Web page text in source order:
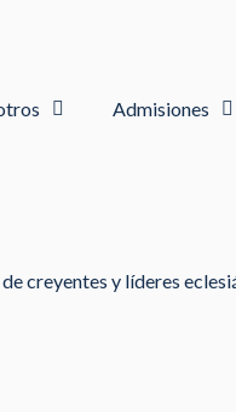
Admisiones
creyentes y líderes